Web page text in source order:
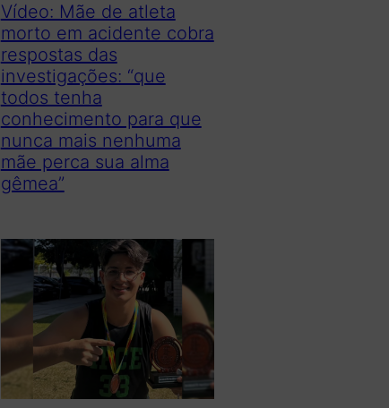
Vídeo: Mãe de atleta
morto em acidente cobra
respostas das
investigações: “que
todos tenha
conhecimento para que
nunca mais nenhuma
mãe perca sua alma
gêmea”